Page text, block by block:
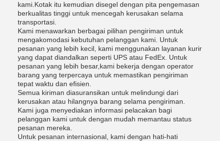
kami.Kotak itu kemudian disegel dengan pita pengemasan
berkualitas tinggi untuk mencegah kerusakan selama
transportasi.
Kami menawarkan berbagai pilihan pengiriman untuk
mengakomodasi kebutuhan pelanggan kami. Untuk
pesanan yang lebih kecil, kami menggunakan layanan kurir
yang dapat diandalkan seperti UPS atau FedEx. Untuk
pesanan yang lebih besar,kami bekerja dengan operator
barang yang terpercaya untuk memastikan pengiriman
tepat waktu dan efisien.
Semua kiriman diasuransikan untuk melindungi dari
kerusakan atau hilangnya barang selama pengiriman.
Kami juga menyediakan informasi pelacakan bagi
pelanggan kami untuk dengan mudah memantau status
pesanan mereka.
Untuk pesanan internasional, kami dengan hati-hati